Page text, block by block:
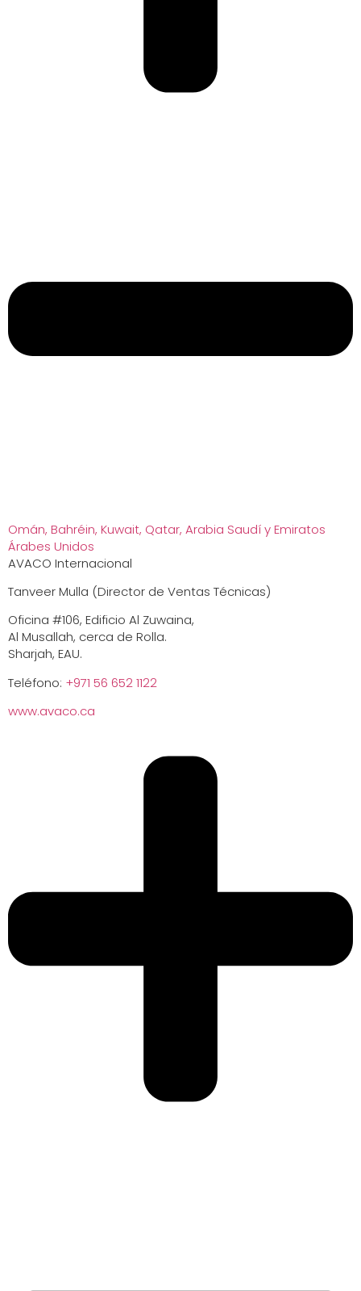
Omán, Bahréin, Kuwait, Qatar, Arabia Saudí y Emiratos
Árabes Unidos
AVACO Internacional
Tanveer Mulla (Director de Ventas Técnicas)
Oficina #106, Edificio Al Zuwaina,
Al Musallah, cerca de Rolla.
Sharjah, EAU.
Teléfono: +971 56 652 1122
www.avaco.ca